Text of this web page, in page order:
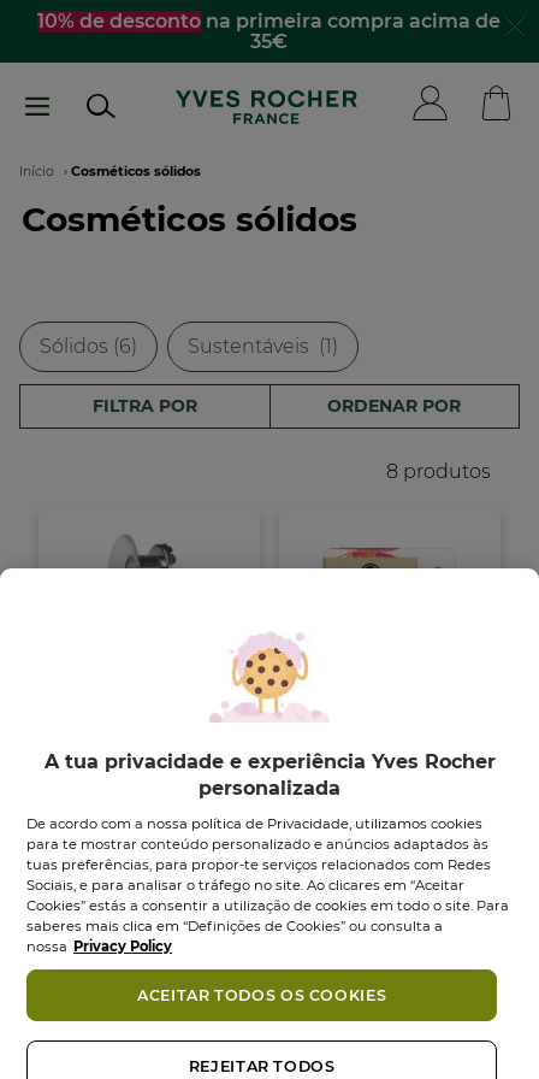
Passar
conteúdo
10% de descontona primeira compra acima de
35€
Navegação
estrutural
Início Cosméticos sólidos
Cosméticos sólidos
Sólidos (6) Sustentáveis​ ​ (1)
FILTRA POR ORDENAR POR
8 produtos
Íman para
Cosméticos Sólidos
3.0 (25)
3.0
em
5
estrelas.
25
análises
9,95 €
Adicionar
Amaciador Sólido
Sabonete
1.0
em
5
estrelas.
5
análises
11,95 €
Adicionar
A tua privacidade e experiência Yves Rocher
personalizada
De acordo com a nossa política de Privacidade, utilizamos cookies
para te mostrar conteúdo personalizado e anúncios adaptados às
tuas preferências, para propor-te serviços relacionados com Redes
Sociais, e para analisar o tráfego no site. Ao clicares em “Aceitar
Cookies” estás a consentir a utilização de cookies em todo o site. Para
saberes mais clica em “Definições de Cookies” ou consulta a
nossa Privacy Policy
REJEITAR TODOS
ACEITAR TODOS OS COOKIES